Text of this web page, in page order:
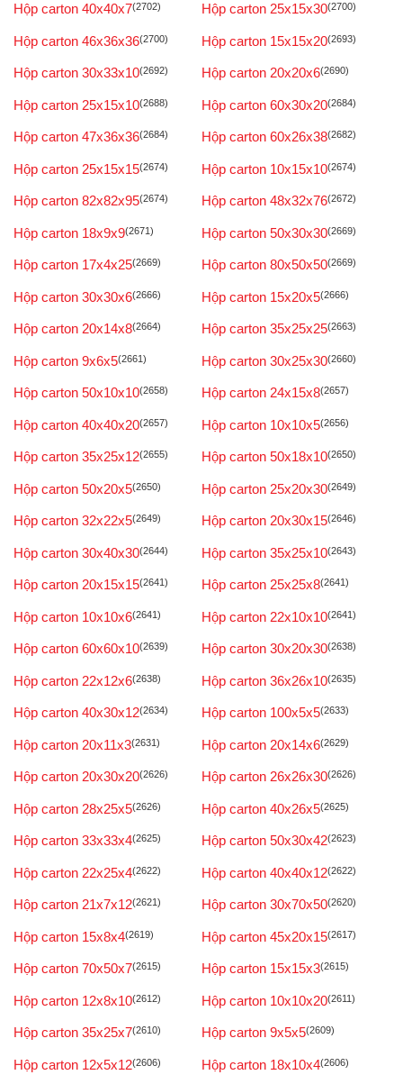
Hộp carton 40x40x7(2702) Hộp carton 25x15x30(2700)
Hộp carton 46x36x36(2700) Hộp carton 15x15x20(2693)
Hộp carton 30x33x10(2692) Hộp carton 20x20x6(2690)
Hộp carton 25x15x10(2688) Hộp carton 60x30x20(2684)
Hộp carton 47x36x36(2684) Hộp carton 60x26x38(2682)
Hộp carton 25x15x15(2674) Hộp carton 10x15x10(2674)
Hộp carton 82x82x95(2674) Hộp carton 48x32x76(2672)
Hộp carton 18x9x9(2671) Hộp carton 50x30x30(2669)
Hộp carton 17x4x25(2669) Hộp carton 80x50x50(2669)
Hộp carton 30x30x6(2666) Hộp carton 15x20x5(2666)
Hộp carton 20x14x8(2664) Hộp carton 35x25x25(2663)
Hộp carton 9x6x5(2661) Hộp carton 30x25x30(2660)
Hộp carton 50x10x10(2658) Hộp carton 24x15x8(2657)
Hộp carton 40x40x20(2657) Hộp carton 10x10x5(2656)
Hộp carton 35x25x12(2655) Hộp carton 50x18x10(2650)
Hộp carton 50x20x5(2650) Hộp carton 25x20x30(2649)
Hộp carton 32x22x5(2649) Hộp carton 20x30x15(2646)
Hộp carton 30x40x30(2644) Hộp carton 35x25x10(2643)
Hộp carton 20x15x15(2641) Hộp carton 25x25x8(2641)
Hộp carton 10x10x6(2641) Hộp carton 22x10x10(2641)
Hộp carton 60x60x10(2639) Hộp carton 30x20x30(2638)
Hộp carton 22x12x6(2638) Hộp carton 36x26x10(2635)
Hộp carton 40x30x12(2634) Hộp carton 100x5x5(2633)
Hộp carton 20x11x3(2631) Hộp carton 20x14x6(2629)
Hộp carton 20x30x20(2626) Hộp carton 26x26x30(2626)
Hộp carton 28x25x5(2626) Hộp carton 40x26x5(2625)
Hộp carton 33x33x4(2625) Hộp carton 50x30x42(2623)
Hộp carton 22x25x4(2622) Hộp carton 40x40x12(2622)
Hộp carton 21x7x12(2621) Hộp carton 30x70x50(2620)
Hộp carton 15x8x4(2619) Hộp carton 45x20x15(2617)
Hộp carton 70x50x7(2615) Hộp carton 15x15x3(2615)
Hộp carton 12x8x10(2612) Hộp carton 10x10x20(2611)
Hộp carton 35x25x7(2610) Hộp carton 9x5x5(2609)
Hộp carton 12x5x12(2606) Hộp carton 18x10x4(2606)